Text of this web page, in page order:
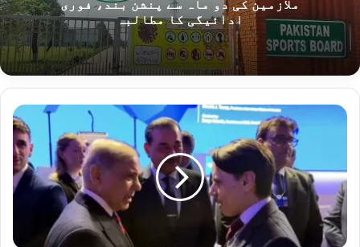
ملازمین کی دو ماہ سے پنشن بند، فوری
ادائیگی کا مطالبہ
و
ا
ع
ظ
م